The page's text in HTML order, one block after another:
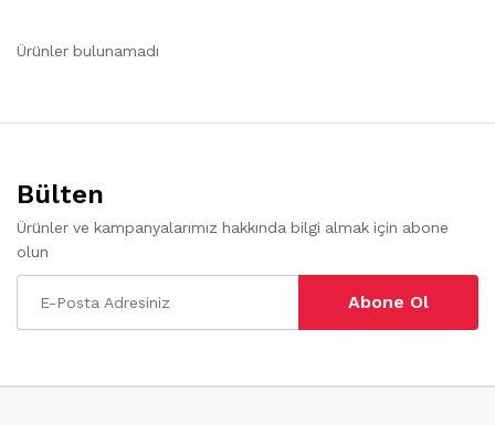
Ürünler bulunamadı
Bülten
Ürünler ve kampanyalarımız hakkında bilgi almak için abone
olun
Abone Ol